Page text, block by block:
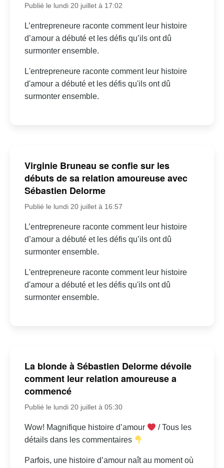
Publié le lundi 20 juillet à 17:02
L’entrepreneure raconte comment leur histoire
d’amour a débuté et les défis qu’ils ont dû
surmonter ensemble.
L'entrepreneure raconte comment leur histoire
d'amour a débuté et les défis qu'ils ont dû
surmonter ensemble.
Virginie Bruneau se confie sur les
débuts de sa relation amoureuse avec
Sébastien Delorme
Publié le lundi 20 juillet à 16:57
L’entrepreneure raconte comment leur histoire
d’amour a débuté et les défis qu’ils ont dû
surmonter ensemble.
L'entrepreneure raconte comment leur histoire
d'amour a débuté et les défis qu'ils ont dû
surmonter ensemble.
La blonde à Sébastien Delorme dévoile
comment leur relation amoureuse a
commencé
Publié le lundi 20 juillet à 05:30
Wow! Magnifique histoire d’amour
/ Tous les
détails dans les commentaires
Parfois, une histoire d’amour naît au moment où